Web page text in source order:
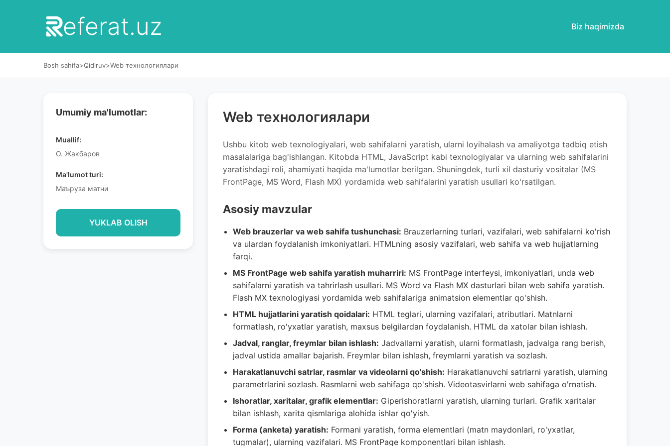
eferat.uz Biz haqimizda
Bosh sahifa>Qidiruv>Web технологиялари
Umumiy ma'lumotlar:
Muallif:
О. Жакбаров
Ma'lumot turi:
Маъруза матни
YUKLAB OLISH
Web технологиялари
Ushbu kitob web texnologiyalari, web sahifalarni yaratish, ularni loyihalash va amaliyotga tadbiq etish
masalalariga bag'ishlangan. Kitobda HTML, JavaScript kabi texnologiyalar va ularning web sahifalarini
yaratishdagi roli, ahamiyati haqida ma'lumotlar berilgan. Shuningdek, turli xil dasturiy vositalar (MS
FrontPage, MS Word, Flash MX) yordamida web sahifalarini yaratish usullari ko'rsatilgan.
Asosiy mavzular
Web brauzerlar va web sahifa tushunchasi: Brauzerlarning turlari, vazifalari, web sahifalarni ko'rish
va ulardan foydalanish imkoniyatlari. HTMLning asosiy vazifalari, web sahifa va web hujjatlarning
farqi.
MS FrontPage web sahifa yaratish muharriri: MS FrontPage interfeysi, imkoniyatlari, unda web
sahifalarni yaratish va tahrirlash usullari. MS Word va Flash MX dasturlari bilan web sahifa yaratish.
Flash MX texnologiyasi yordamida web sahifalariga animatsion elementlar qo'shish.
HTML hujjatlarini yaratish qoidalari: HTML teglari, ularning vazifalari, atributlari. Matnlarni
formatlash, ro'yxatlar yaratish, maxsus belgilardan foydalanish. HTML da xatolar bilan ishlash.
Jadval, ranglar, freymlar bilan ishlash: Jadvallarni yaratish, ularni formatlash, jadvalga rang berish,
jadval ustida amallar bajarish. Freymlar bilan ishlash, freymlarni yaratish va sozlash.
Harakatlanuvchi satrlar, rasmlar va videolarni qo'shish: Harakatlanuvchi satrlarni yaratish, ularning
parametrlarini sozlash. Rasmlarni web sahifaga qo'shish. Videotasvirlarni web sahifaga o'rnatish.
Ishoratlar, xaritalar, grafik elementlar: Giperishoratlarni yaratish, ularning turlari. Grafik xaritalar
bilan ishlash, xarita qismlariga alohida ishlar qo'yish.
Forma (anketa) yaratish: Formani yaratish, forma elementlari (matn maydonlari, ro'yxatlar,
tugmalar), ularning vazifalari. MS FrontPage komponentlari bilan ishlash.